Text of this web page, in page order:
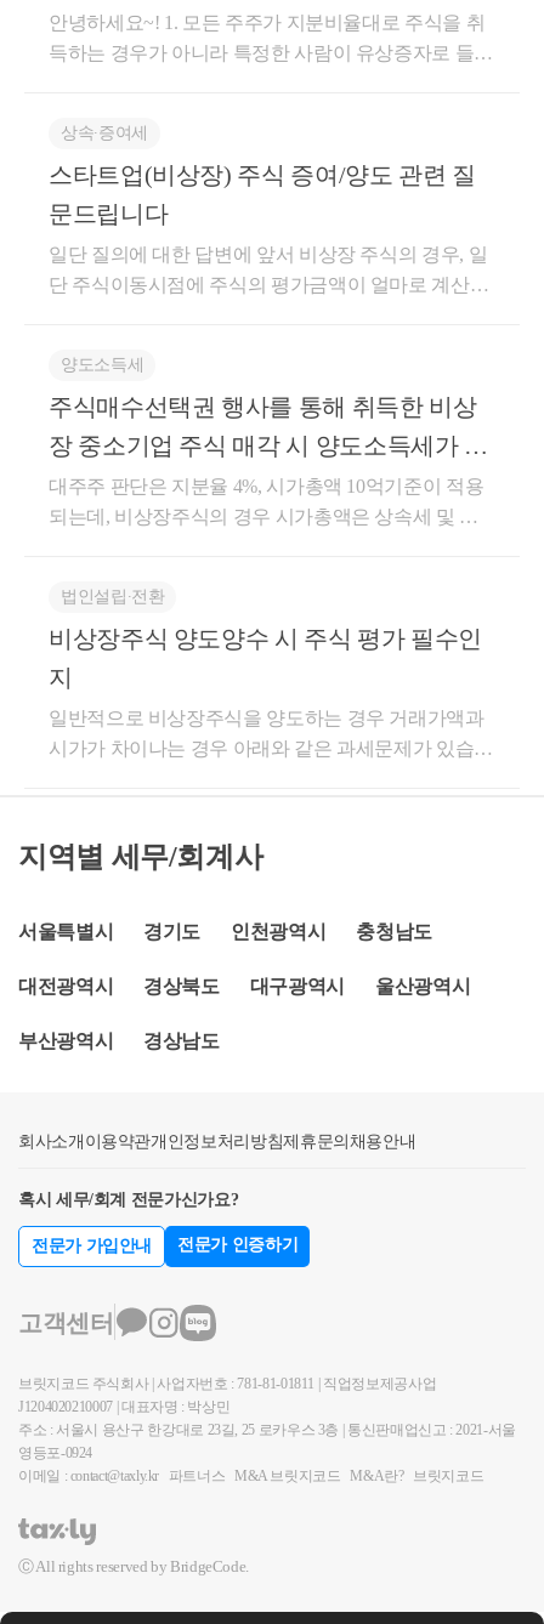
다.상속받은 주택을 보유하고 있는 경우,요건에 잘 맞
춘다면기존 보유 주택도,추후 상속 주택도,매도하실
구체적으로 검토하시면 좋을 것 같습니다.궁금한 내용
있으시다면언제든 아래 링크로 편안하게 '세금 문의'
습니다.긴 글 읽어주셔서 감사합니다.서가세무회계 최
혜경 세무사 드림.
마다 금액이 다를 수 있습니다.이 부분이 주택공시가
격 등으로 반영이 되어 있으니전용면적 및 공시가격의
가로 거래되었다면 저가가 인정되나요?가격이 급격히
상승하여 고가로 거래되었다면 그 고가로 해야 하나
요?네, 맞습니다.증여계약을 하는 기간에서① 고시가
액의 차이가 가장 작은 거래가액을 적용하고② 가장
가까운 날에 거래된 가액으로 인정하기 때문에그 시가
로 인정됩니다.만약,전 6개월 ~ 후 3개월 이내 매매가
내의 금액에 대해예외적으로 판단해보는 것이 필요합
니다.이렇게 해도 시가가 없다고 판단되는 경우최후의
보루인'기준시가'로 판단하게 됩니다.기준시가는 아래
주택가격 / 공동주택가격건물은 국세청고시가액기준
시가로 적용하는 경우 일반적 시가보다최대 60 ~ 70%
도에 따라국세청이 감정평가를 별도로 진행하여차후
경우분양권, 입주권분양권, 입주권의 경우는 어떻게
될까요?증여 당시의계약금 + 중도금 + 프리미엄 입니
다.따라서 중도금 절차가 계속 진행되기 전내가 납부
한 금액이 적으면 적을수록증여재산가액이 더 줄어들
에 문제가 안됩니다.문제는 비상장주식입니다.중소법
유하고 계시는 경우가 종종 있습니다.비상장주식은
직접 계산해야 합니다.비상장주식 평가는 저희가 주로
손익, 자산 구조 등을 확인하여순자산가치와 순손익가
에 대한 세무조사가 나오는 경우가 많기 때문에꼭 주
은 금액을 증여하더라도증여세액이 달라질 수 있습니
다.그래서자녀에게 어떤 가치를 주어야차후 절세효과
를 볼 수 있고자녀의 재산 증식에도 도움이 될 수 있는
관련하여 궁금한 내용 있으시다면,아래 링크로 연락주
시길 바랍니다.친절하고, 꼼꼼하게, 함께 고민해드리
겠습니다.긴 글 읽어주셔서 감사합니다.서가세무회계
최혜경 세무사 드림.
다음 각호의 자산의 양도소득금액에서 순차로 공제한
다.1. 양도차손이 발생한 자산과같은 세율을 적용받는
른 세율을 적용받는 자산의 양도소득금액. 이 경우 다
경우에는 각 세율별 양도소득금액의 합계액에서 당해
양도소득금액이 차지하는 비율로 안분하여 공제한다.
②법 제90조의 감면소득금액을 계산함에 있어서 제1
항의 양도소득금액에 감면소득금액이 포함되어 있는
하여 당해 양도차손을 공제한 것으로 보아 감면소득금
액에서 당해 양도차손 해당분을 공제한 금액을 법 제9
0조의 규정에 의한 감면소득금액으로 본다.양도세 비
과세 자산에서 손실이 난 경우, 타 양도차익과 통산되
지 않습니다.양도세가 비과세 되는 1세대 1주택 매매
에서 손실이 발생한 경우, 동일 유형의 주택, 건물이나
양도차손의 통산 대상이 과세 대상 양도소득이나, 비
도, 조심2013구2727 , 2013.08.21 , 완료[ 제 목 ]비과세대
상 양도자산에서 발생한 양도차손은 과세대상 양도자
산의 소득금액에서 차감할 수 없음.[ 요 지 ]쟁점아파트
는 일시적 1세대 2주택으로 비과세 대상에 해당하므로
되는 쟁점아파트에서 발생한 양도차손을 다른 양도자
「소득세법」제102조제1항에서규정하는양도소득금
액은 과세대상 양도소득을 의미한다고 할 것이고 비과
세대상 양도소득과 과세대상 양도소득을 통산하는 규
의2에서 규정하는 바에 따라 양도차손의 통산은 세율
산의 양도가 과세대상이 아니라서 그 양도로 인하여
그 양도로 인하여 발생한 손실에 대하여도 결손금으로
인정하지 않는 것이 공평한 점(2011.7.15., 서울고법201
0누38617 참조)등을 종합하여 볼 때, 쟁점아파트는 일
아파트에서 발생한 양도차손을 다른 양도자산의 양도
소득금액에서 차감하여야 한다는 청구주장은 받아들
이기 어렵다 할 것이다.단, 9억 이상 고가주택의 매매
인 경우 9억 초과분에 대해서는 양도세가 과세되는데,
이런 경우 고가주택 매매에서 손실이 발생하면과세분
인 9억초과분에 대해서만 양도차손을 타 이익과 통산
가주택 양도차손 발생시 소득금액 계산방법[ 요 지 ]1
만 통산 가능함[답변내용]「소득세법」제102조 규정
있다. 해외주식을 처분한 경우 예정신고 없이 양도소
득세 확정 신고 기간인 다음 해 5월 말까지 신고 납부
는 서비스를 제공하고 있으므로 신고·납부에 대해 크
양도가액에 취득가액과 필요경비를 차감해 양도차익
이 계산된다. 만일 양도소득세 신고·납부 대상인 국내
주식에 대한 양도차익도 존재한다면 합산한다. 2019년
개정세법에 따라 국내, 해외주식 중 손실이 발생한 경
율 20%, 개인 지방소득세 불포함)을 곱해 산출세액이
계산된다. 여기에 세액공제와 감면 등을 적용하면 최
정해야 한다는 것은 바로 ‘양도소득 기본공제’ 때문이
다. 양도소득세 산출 시 연간 250만원의 기본공제를 적
용해 주는데, 이 공제액은 한 해를 넘어가면 누적되지
만원이 아니다. 처분하는 해에만 250만원을 공제받을
수 있다.보유하고 있는 주식이 계속 상승세에 있고 내
년에 더 오를 것 같다는 판단이 든다고 가정해 보자. 취
팔면 250만원까지는 세금을 안 낼 수 있다. 처분한 뒤
바로 다시 취득하면 세금을 안 내고 250만원의 이익을
액보다 500만원 이상으로 상승한다고 가정해보자. 내
포함)에 해당하는 세금 55만원을 내야 한다. 반면에 전
자의 상황에서는 내년에도 250만원의 공제를 또 적용
0만원의 이익을 실현할 수 있다. 상황에 따라 올해에
절세의 첫 걸음이다. [사진 pxhere]해외주식 양도소득
양도차익이 달라질 수 있다. 환율 적용의 원칙은 양도
필요경비의 경우 결제대금이 출금되는 날의 환율을 적
용한다. 여러 번에 걸쳐 수령 혹은 지출하는 경우에는
째로 동일종목을 수차례에 걸쳐 취득 또는 양도한 경
우에 어떻게 취득금액이 결정되는지를 확인해 볼 필요
가 있다. 소득세법 제162조 제5항에 따르면 먼저 취득
한 것을 먼저 처분한 것으로 보는 선입선출법으로 양
도차익을 산출한다. 하지만 주식의 취득과 처분을 대
행해주는 증권사 전산에서 이동평균을 적용하는 경우
이동평균법도 가능하며, 연도별로 선입선출법과 이동
평균법 중에 선택이 가능하다는 예규(국제세원-229, 20
안녕하세요~! 1. 모든 주주가 지분비율대로 주식을 취
득하는 경우가 아니라 특정한 사람이 유상증자로 들어
로 양도세율을 판단하는 것이 아니라 양도시점의 지분
율로 판단하시면 됩니다. 감사합니다.
상속∙증여세
스타트업(비상장) 주식 증여/양도 관련 질
문드립니다
일단 질의에 대한 답변에 앞서 비상장 주식의 경우, 일
단 주식이동시점에 주식의 평가금액이 얼마로 계산되
로 증여세가 추가로 부여될 수 있기 때문입니다. 위의
주식이 액면가로 양도하는 것이 문제되지 않는 금액으
로 평가되면 일반적으로는 양도소득세가 유리한 편입
여재산공제를 통해 비과세 되는 금액이 있으므로 상황
에 따라 유동적이므로 실제 상황에 맞춰서 의사판단하
식을 받는 사람이 증여세를 납부 2. 양도: 대가를 받고
부
양도소득세
주식매수선택권 행사를 통해 취득한 비상
장 중소기업 주식 매각 시 양도소득세가 궁
금합니다.
대주주 판단은 지분율 4%, 시가총액 10억기준이 적용
되는데, 비상장주식의 경우 시가총액은 상속세 및 증
않는이상 알 수 있는 방법은 없어, 최대한 보수적으로
생각하시는것이 좋을 것 같네요, 대주주가 아닌 중소
기업주식이라면 11%, 그 외 주식은 22%의 양도소득세
요.
법인설립∙전환
비상장주식 양도양수 시 주식 평가 필수인
지
일반적으로 비상장주식을 양도하는 경우 거래가액과
시가가 차이나는 경우 아래와 같은 과세문제가 있습니
시가를 양도가액으로함 증여세 - 시가와 거래가액이 3
0%이상 또는 3억이상 차이나는 경우는 증여세 과세문
시가와 거래가액이 3억이상 차이나는 경우는 증여세
상 차이나지 않는다면 액면가액으로 진행해도 무리는
를 한 후 진행하시는게 좋습니다. 추가로 주식취득시
지역별 세무/회계사
서울특별시 경기도 인천광역시 충청남도
대전광역시 경상북도 대구광역시 울산광역시
부산광역시 경상남도
회사소개 이용약관개인정보처리방침제휴문의 채용안내
혹시 세무/회계 전문가신가요?
전문가 가입안내 전문가 인증하기
고객센터
브릿지코드 주식회사 | 사업자번호 : 781-81-01811 | 직업정보제공사업
J1204020210007 | 대표자명 : 박상민
주소 : 서울시 용산구 한강대로 23길, 25 로카우스 3층 | 통신판매업신고 : 2021-서울
영등포-0924
이메일 : contact@taxly.kr
파트너스 M&A 브릿지코드 M&A란? 브릿지코드
Ⓒ All rights reserved by BridgeCode.